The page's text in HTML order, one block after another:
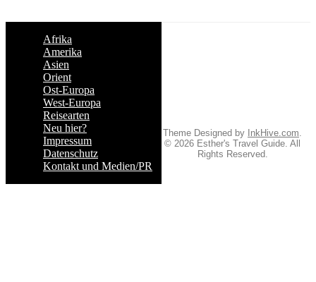
Afrika
Amerika
Asien
Orient
Ost-Europa
West-Europa
Reisearten
Neu hier?
Impressum
Datenschutz
Kontakt und Medien/PR
Theme Designed by InkHive.com.
© 2026 Esther's Travel Guide. All
Rights Reserved.